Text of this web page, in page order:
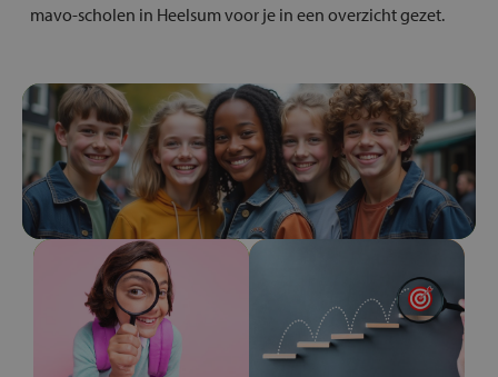
mavo-scholen in Heelsum voor je in een overzicht gezet.